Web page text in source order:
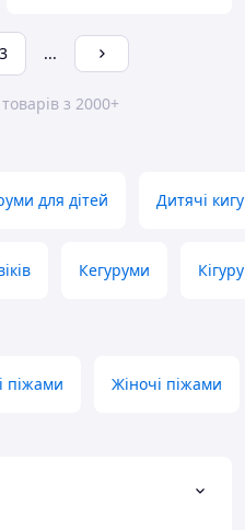
3 ...
з 2000+
для дітей Дитячі
Кегуруми
піжами Жіночі піжами